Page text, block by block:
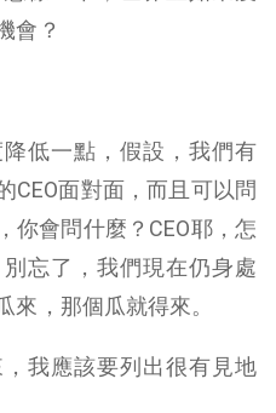
會？
低一點，假設，我們有
CEO面對面，而且可以問
你會問什麼？CEO耶，怎
忘了，我們現在仍身處
來，那個瓜就得來。
我應該要列出很有見地